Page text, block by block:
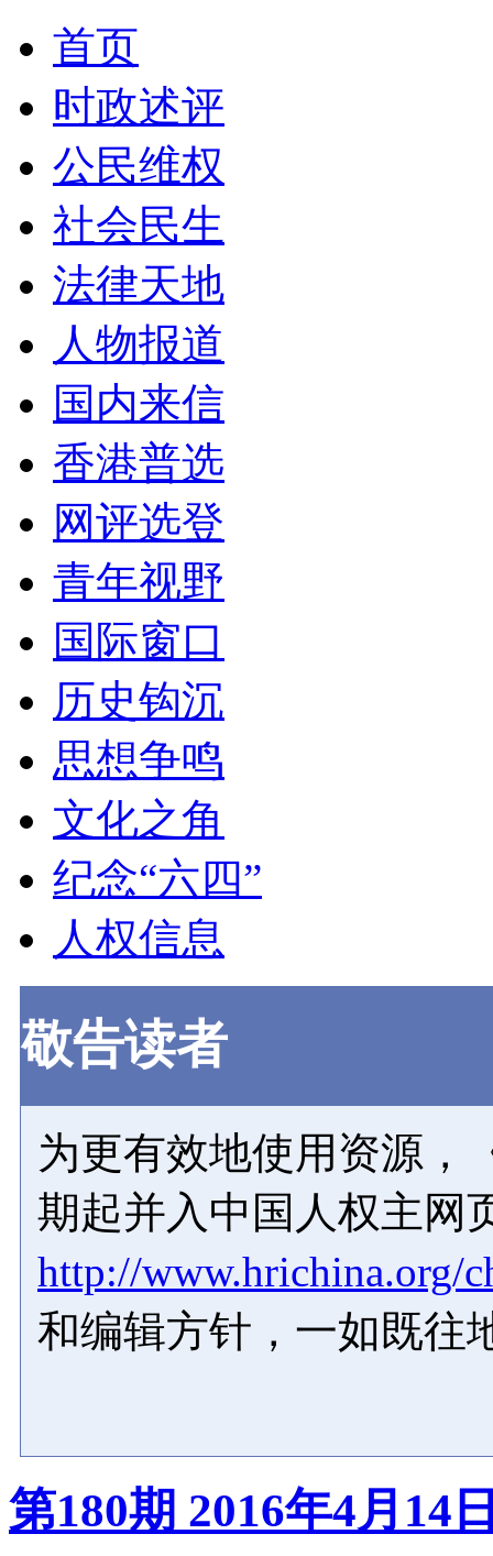
首页
时政述评
公民维权
社会民生
法律天地
人物报道
国内来信
香港普选
网评选登
青年视野
国际窗口
历史钩沉
思想争鸣
文化之角
纪念“六四”
人权信息
敬告读者
为更有效地使用资源，
期起并入中国人权主网
http://www.hrichina.org/
和编辑方针，一如既往
第180期 2016年4月14